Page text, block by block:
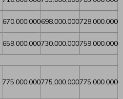
670.000.000698.000.000728.000.000
659.000.000730.000.000759.000.000
775.000.000775.000.000775.000.000